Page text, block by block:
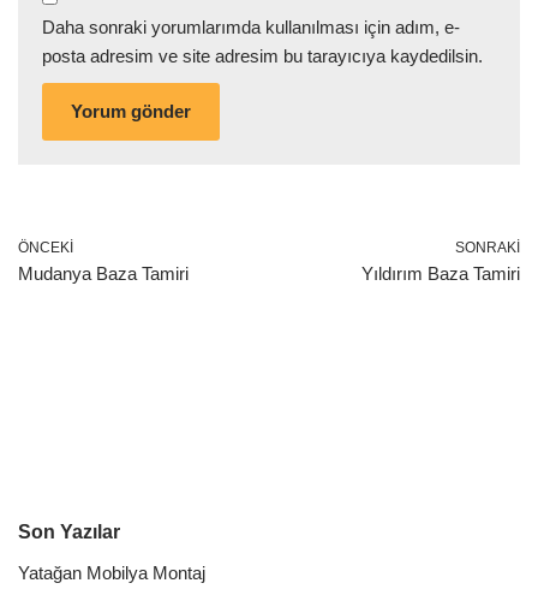
Daha sonraki yorumlarımda kullanılması için adım, e-
posta adresim ve site adresim bu tarayıcıya kaydedilsin.
ÖNCEKI
Mudanya Baza Tamiri
SONRAKI
Yıldırım Baza Tamiri
Son Yazılar
Yatağan Mobilya Montaj